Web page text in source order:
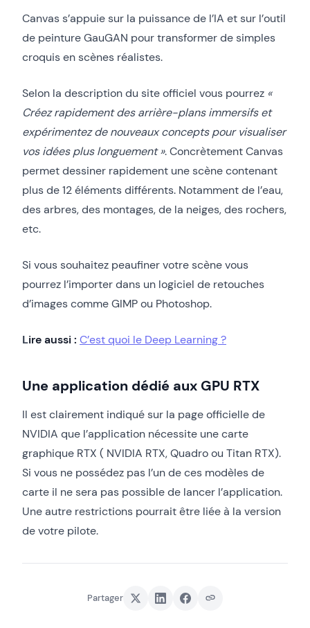
Canvas s’appuie sur la puissance de l’IA et sur l’outil
de peinture GauGAN pour transformer de simples
croquis en scènes réalistes.
Selon la description du site officiel vous pourrez «
Créez rapidement des arrière-plans immersifs et
expérimentez de nouveaux concepts pour visualiser
vos idées plus longuement ». Concrètement Canvas
permet dessiner rapidement une scène contenant
plus de 12 éléments différents. Notamment de l’eau,
des arbres, des montages, de la neiges, des rochers,
etc.
Si vous souhaitez peaufiner votre scène vous
pourrez l’importer dans un logiciel de retouches
d’images comme GIMP ou Photoshop.
Lire aussi : C’est quoi le Deep Learning ?
Une application dédié aux GPU RTX
Il est clairement indiqué sur la page officielle de
NVIDIA que l’application nécessite une carte
graphique RTX ( NVIDIA RTX, Quadro ou Titan RTX).
Si vous ne possédez pas l’un de ces modèles de
carte il ne sera pas possible de lancer l’application.
Une autre restrictions pourrait être liée à la version
de votre pilote.
Partager